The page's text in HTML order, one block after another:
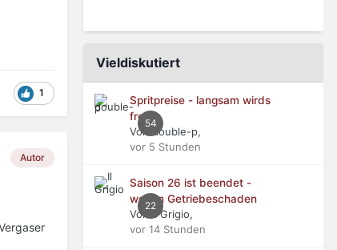
1
Autor
Vieldiskutiert
54
Spritpreise - langsam wirds
frech
Von double-p,
vor 5 Stunden
22
Saison 26 ist beendet -
wegen Getriebeschaden
Von Il Grigio,
vor 14 Stunden